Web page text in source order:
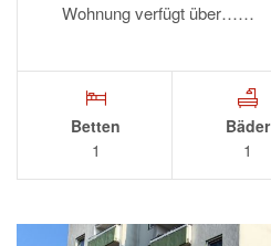
Wohnung verfügt über……
Betten
1
Bäder
1